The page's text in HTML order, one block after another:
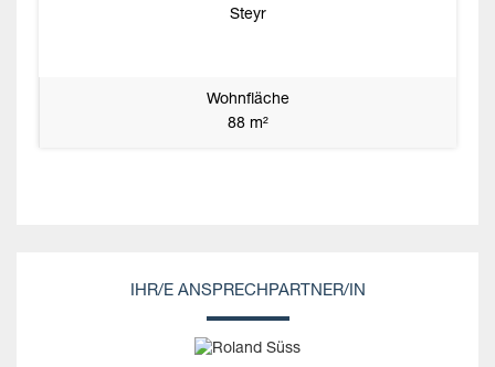
Steyr
Wohnfläche
88 m²
IHR/E ANSPRECHPARTNER/IN